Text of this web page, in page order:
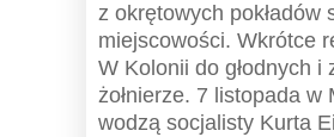
z okrętowych pokładów
miejscowości. Wkrótce
W Kolonii do głodnych i
żołnierze. 7 listopada w
wodzą socjalisty Kurta